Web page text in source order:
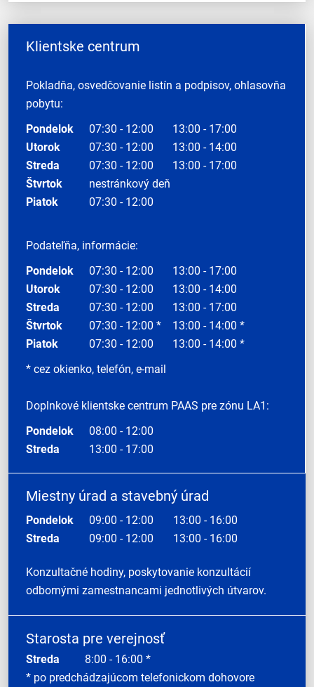
Klientske centrum
Pokladňa, osvedčovanie listín a podpisov, ohlasovňa
pobytu:
Pondelok
07:30 - 12:00
13:00 - 17:00
Utorok
07:30 - 12:00
13:00 - 14:00
Streda
07:30 - 12:00
13:00 - 17:00
Štvrtok
nestránkový deň
Piatok
07:30 - 12:00
Podateľňa, informácie:
Pondelok
07:30 - 12:00
13:00 - 17:00
Utorok
07:30 - 12:00
13:00 - 14:00
Streda
07:30 - 12:00
13:00 - 17:00
Štvrtok
07:30 - 12:00 *
13:00 - 14:00 *
Piatok
07:30 - 12:00
13:00 - 14:00 *
* cez okienko, telefón, e-mail
Doplnkové klientske centrum PAAS pre zónu LA1:
Pondelok
08:00 - 12:00
Streda
13:00 - 17:00
Miestny úrad a stavebný úrad
Pondelok 09:00 - 12:00
13:00 - 16:00
Streda
09:00 - 12:00 13:00 - 16:00
Konzultačné hodiny, poskytovanie konzultácií
odbornými zamestnancami jednotlivých útvarov.
Starosta pre verejnosť
Streda 8:00 - 16:00 *
* po predchádzajúcom telefonickom dohovore